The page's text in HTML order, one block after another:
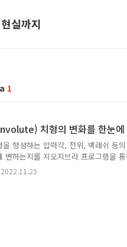
실까지
1
치형의 변화를 한눈에
을 형성하는 압력각, 전위, 백래쉬 등
변하는지를 지오지브라 프로그램을
라 웹사이트에서 바로 확인 할 수 있습
m/npbtaauu 또는 지
29 에 있으며 https://tro.kr/67 에 있
2022.11.25